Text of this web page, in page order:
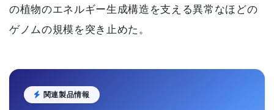
の植物のエネルギー生成構造を支える異常なほどの
ゲノムの規模を突き止めた。
関連製品情報